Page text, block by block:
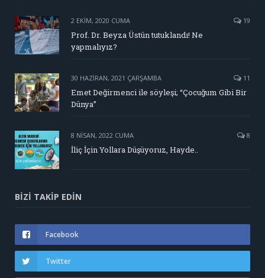
2 EKIM, 2020 CUMA 19
Prof. Dr. Beyza Üstün tutuklandı! Ne
yapmalıyız?
30 HAZIRAN, 2021 ÇARŞAMBA 11
Emet Değirmenci ile söyleşi; “Çocuğum Gibi Bir
Dünya”
8 NISAN, 2022 CUMA 8
İliç İçin Yollara Düşüyoruz, Hayde..
BIZI TAKIP EDIN
Facebook
Twitter